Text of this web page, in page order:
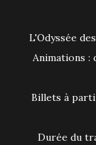
L'Odyssée
Animations
Billets à
Durée du trajet : environ 1 heure (lorsqu’il n’y a pas